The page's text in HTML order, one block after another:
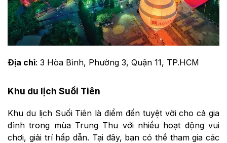
Địa chỉ: 3 Hòa Bình, Phường 3, Quận 11, TP.HCM
Khu du lịch Suối Tiên
Khu du lịch Suối Tiên là điểm đến tuyệt vời cho cả gia
đình trong mùa Trung Thu với nhiều hoạt động vui
chơi, giải trí hấp dẫn. Tại đây, bạn có thể tham gia các